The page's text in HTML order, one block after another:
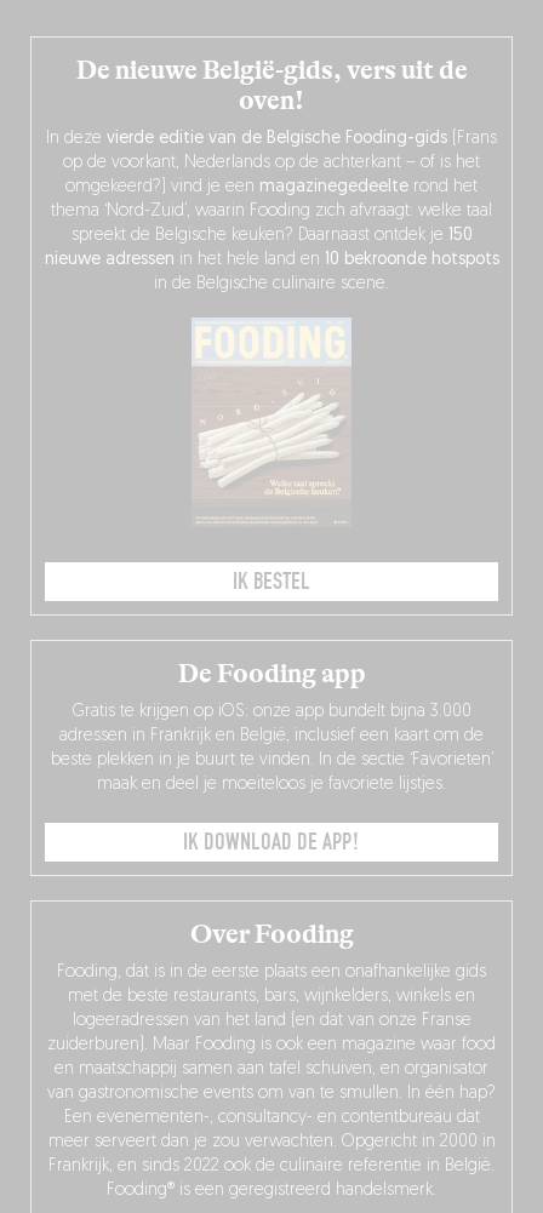
De nieuwe België-gids, vers uit de
oven!
In deze vierde editie van de Belgische Fooding-gids (Frans
op de voorkant, Nederlands op de achterkant – of is het
omgekeerd?) vind je een magazinegedeelte rond het
thema ‘Nord-Zuid’, waarin Fooding zich afvraagt: welke taal
spreekt de Belgische keuken? Daarnaast ontdek je 150
nieuwe adressen in het hele land en 10 bekroonde hotspots
in de Belgische culinaire scene.
IK BESTEL
Over Fooding
Fooding, dat is in de eerste plaats een onafhankelijke gids
met de beste restaurants, bars, wijnkelders, winkels en
logeeradressen van het land (en dat van onze Franse
zuiderburen). Maar Fooding is ook een magazine waar food
en maatschappij samen aan tafel schuiven, en organisator
van gastronomische events om van te smullen. In één hap?
Een evenementen-, consultancy- en contentbureau dat
meer serveert dan je zou verwachten. Opgericht in 2000 in
Frankrijk, en sinds 2022 ook de culinaire referentie in België.
Fooding® is een geregistreerd handelsmerk.
De Fooding app
Gratis te krijgen op iOS: onze app bundelt bijna 3.000
adressen in Frankrijk en België, inclusief een kaart om de
beste plekken in je buurt te vinden. In de sectie ‘Favorieten’
maak en deel je moeiteloos je favoriete lijstjes.
IK DOWNLOAD DE APP!